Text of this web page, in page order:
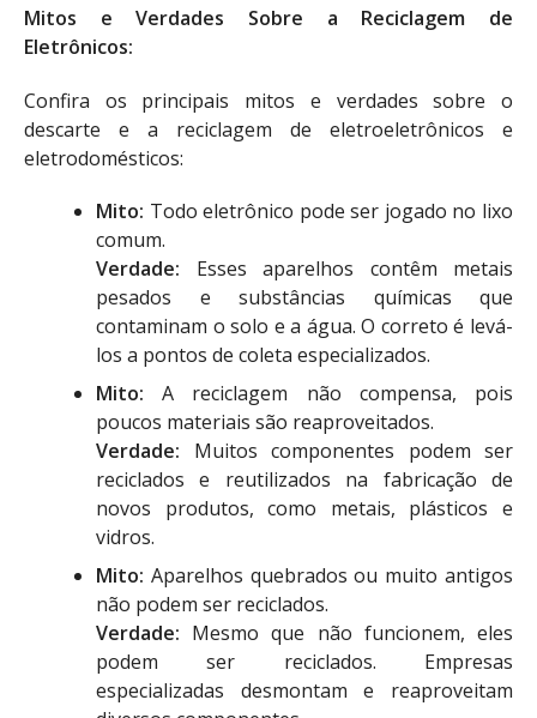
Mitos e Verdades Sobre a Reciclagem de
Eletrônicos:
Confira os principais mitos e verdades sobre o
descarte e a reciclagem de eletroeletrônicos e
eletrodomésticos:
Mito: Todo eletrônico pode ser jogado no lixo
comum.
Verdade: Esses aparelhos contêm metais
pesados e substâncias químicas que
contaminam o solo e a água. O correto é levá-
los a pontos de coleta especializados.
Mito: A reciclagem não compensa, pois
poucos materiais são reaproveitados.
Verdade: Muitos componentes podem ser
reciclados e reutilizados na fabricação de
novos produtos, como metais, plásticos e
vidros.
Mito: Aparelhos quebrados ou muito antigos
não podem ser reciclados.
Verdade: Mesmo que não funcionem, eles
podem ser reciclados. Empresas
especializadas desmontam e reaproveitam